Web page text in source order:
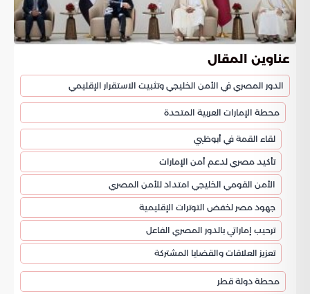
عناوين المقال
الدور المصري في الأمن الخليجي وتثبيت الاستقرار الإقليمي
محطة الإمارات العربية المتحدة
لقاء القمة في أبوظبي
تأكيد مصري لدعم أمن الإمارات
الأمن القومي الخليجي امتداد للأمن المصري
جهود مصر لخفض التوترات الإقليمية
ترحيب إماراتي بالدور المصري الفاعل
تعزيز العلاقات والقضايا المشتركة
محطة دولة قطر